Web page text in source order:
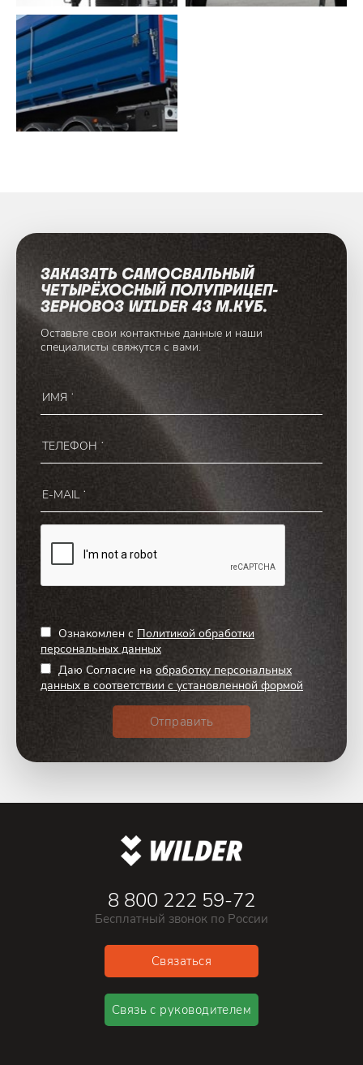
ЗАКАЗАТЬ САМОСВАЛЬНЫЙ
ЧЕТЫРЁХОСНЫЙ ПОЛУПРИЦЕП-
ЗЕРНОВОЗ WILDER 43 М.КУБ.
Оставьте свои контактные данные и наши
специалисты свяжутся с вами.
Ознакомлен с Политикой обработки
персональных данных
Даю Согласие на обработку персональных
данных в соответствии с установленной формой
Отправить
8 800 222 59-72
Бесплатный звонок по России
Связаться
Связь с руководителем